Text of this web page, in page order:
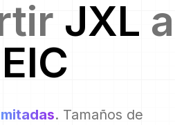
JXL a
. Tamaños de